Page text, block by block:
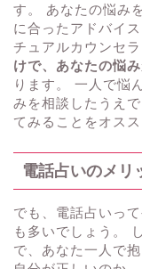
す。 あなたの悩み
に合ったアドバイ
チュアルカウンセ
けで、あなたの悩
ります。 一人で悩
みを相談したうえ
てみることをオスス
電話占いのメリ
でも、電話占いっ
も多いでしょう。
で、あなた一人で